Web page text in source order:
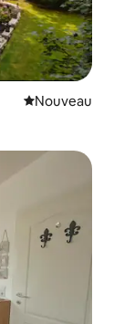
Nouvel
Nouveau